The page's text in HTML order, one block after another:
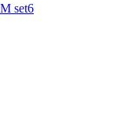
set6